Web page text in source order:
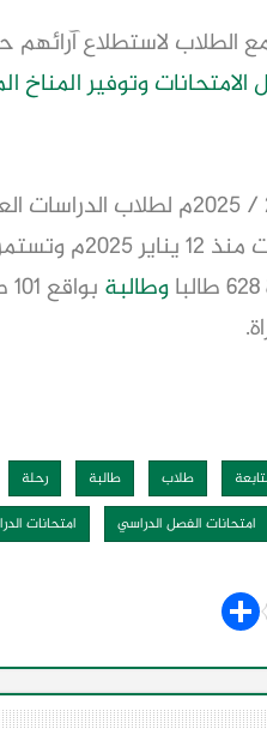
لاستطلاع آرائهم
الامتحاناتوتوفير المناخ
٢٠٢٤ / ٢٠٢٥م لطلاب
وطالبة
طلاب طالبة رحلة
امتحانات الفصل الدراسي امتحانات